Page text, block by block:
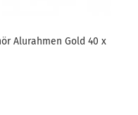
Alurahmen Gold 40 x